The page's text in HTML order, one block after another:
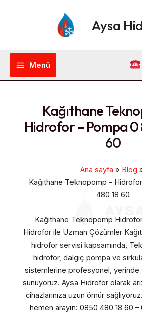
Aysa
Menü
Kağıthane
Hidrofor – Pompa 0
60
Ana sayfa
Blog
Kağıthane Teknopomp –
480 18 60
Kağıthane Teknopomp
Hidrofor ile Uzman Çözümler
hidrofor servisi kapsamında,
hidrofor, dalgıç pompa ve
sistemlerine profesyonel, yerinde
sunuyoruz. Aysa Hidrofor olarak
cihazlarınıza uzun ömür
hemen arayın: 0850 480 18 60